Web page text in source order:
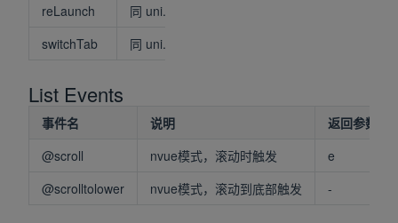
reLaunch
同 uni.reLaunch()
switchTab
同 uni.switchTab()
List Events
事件名 说明
返回参数
@scroll
nvue模式，滚动时触发
e
@scrolltolower
nvue模式，滚动到底部触发 -